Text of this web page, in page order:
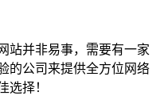
站并非易事，需要有一家
的公司来提供全方位网络
选择！